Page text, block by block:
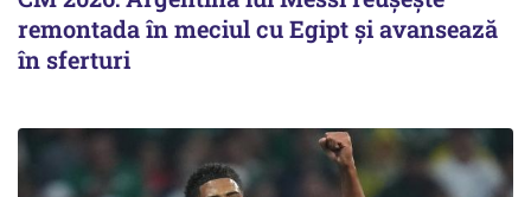
remontada în meciul cu Egipt și avansează
în sferturi